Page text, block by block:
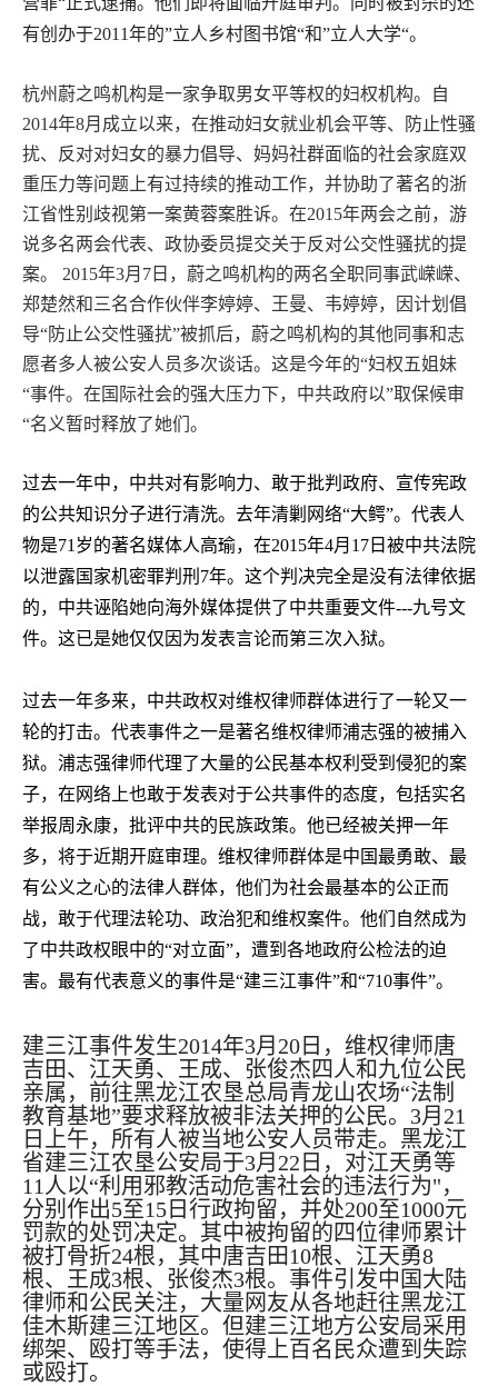
有创办于2011年的”立人乡村图书馆“和”立人大学“。
杭州蔚之鸣机构是一家争取男女平等权的妇权机构。自
2014年8月成立以来，在推动妇女就业机会平等、防止性骚
扰、反对对妇女的暴力倡导、妈妈社群面临的社会家庭双
重压力等问题上有过持续的推动工作，并协助了著名的浙
江省性别歧视第一案黄蓉案胜诉。在2015年两会之前，游
说多名两会代表、政协委员提交关于反对公交性骚扰的提
案。
2015年3月 7 日，蔚之鸣机构的两名全职同事武嵘嵘、
郑楚然和三名合作伙伴李婷婷、王曼、韦婷婷，因计划倡
导“防止公交性骚扰”被抓后，蔚之鸣机构的其他同事和志
愿者多人被公安人员多次谈话。这是今年的“妇权五姐妹
“事件。在国际社会的强大压力下，中共政府以”取保候审
“名义暂时释放了她们。
过去一年中，中共对有影响力、敢于批判政府、宣传宪政
的公共知识分子进行清洗。去年清剿网络“大鳄”。代表人
物是71 岁的著名媒体人高瑜，在2015年4月 17 日被中共法院
以泄露国家机密罪判刑 7年。这个判决完全是没有法律依据
的，中共诬陷她向海外媒体提供了中共重要文件---九号文
件。这已是她仅仅因为发表言论而第三次入狱。
过去一年多来，中共政权对维权律师群体进行了一轮又一
轮的打击。代表事件之一是著名维权律师浦志强的被捕入
狱。浦志强律师代理了大量的公民基本权利受到侵犯的案
子，在网络上也敢于发表对于公共事件的态度，包括实名
举报周永康，批评中共的民族政策。他已经被关押一年
多，将于近期开庭审理。维权律师群体是中国最勇敢、最
有公义之心的法律人群体，他们为社会最基本的公正而
战，敢于代理法轮功、政治犯和维权案件。他们自然成为
了中共政权眼中的“对立面”，遭到各地政府公检法的迫
害。最有代表意义的事件是“建三江事件”和“710事件”。
建三江事件发生2014年3月 20 日，维权律师唐
吉田、江天勇、王成、张俊杰四人和九位公民
亲属，前往黑龙江农垦总局青龙山农场“法制
教育基地”要求释放被非法关押的公民。 3月 21
日上午，所有人被当地公安人员带走。黑龙江
省建三江农垦公安局于3月 22 日，对江天勇等
11 人以“利用邪教活动危害社会的违法行为"，
分别作出5至15 日行政拘留，并处200至1000元
罚款的处罚决定。其中被拘留的四位律师累计
被打骨折24根，其中唐吉田10根、江天勇8
根、王成3根、张俊杰3根。事件引发中国大陆
律师和公民关注，大量网友从各地赶往黑龙江
佳木斯建三江地区。但建三江地方公安局采用
绑架、殴打等手法，使得上百名民众遭到失踪
或殴打。